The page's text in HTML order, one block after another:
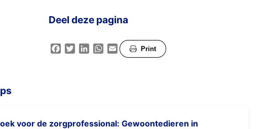
Deel deze pagina
Facebook
TwitterLinkedInWhatsApp
Email Print
voor de zorgprofessional: Gewoontedieren in